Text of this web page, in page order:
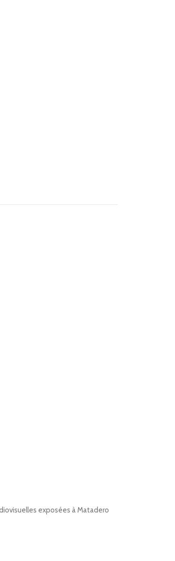
exposées à Matadero